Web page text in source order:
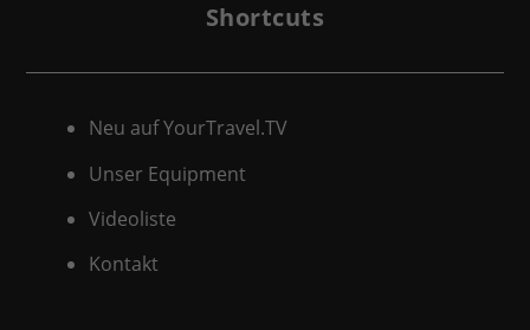
Shortcuts
Neu auf YourTravel.TV
Unser Equipment
Videoliste
Kontakt